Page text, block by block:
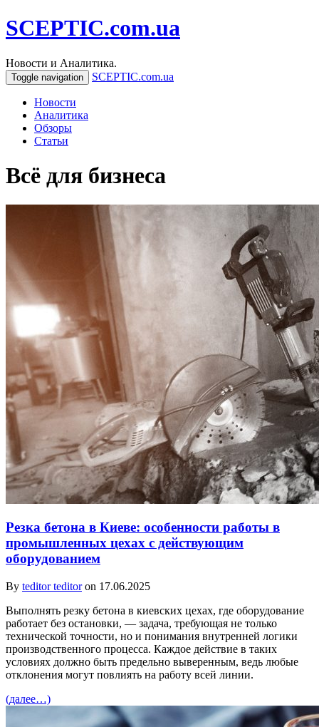
SCEPTIC.com.ua
Новости и Аналитика.
Toggle navigation SCEPTIC.com.ua
Новости
Аналитика
Обзоры
Статьи
Всё для бизнеса
Резка бетона в Киеве: особенности работы в
промышленных цехах с действующим
оборудованием
By teditor teditoron 17.06.2025
Выполнять резку бетона в киевских цехах, где оборудование
работает без остановки, — задача, требующая не только
технической точности, но и понимания внутренней логики
производственного процесса. Каждое действие в таких
условиях должно быть предельно выверенным, ведь любые
отклонения могут повлиять на работу всей линии.
(далее…)